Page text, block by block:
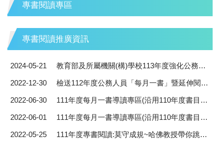
專書閱讀專區
專書閱讀推廣資訊
2024-05-21 教育部及所屬機關(構)學校113年度強化公務人員終身學習及專書閱讀推動計畫
2022-12-30 檢送112年度公務人員「每月一書」暨延伸閱讀專書優惠購書方案，請同仁踴躍運用。
2022-06-30 111年度每月一書導讀專區(沿用110年度書目)-公共政策與管理知能領域書籍
2022-06-01 111年度每月一書導讀專區(沿用110年度書目)-自我發展與人文關懷領域書籍
2022-05-25 111年度專書閱讀:莫守成規~哈佛教授帶你跳出人生框架!!